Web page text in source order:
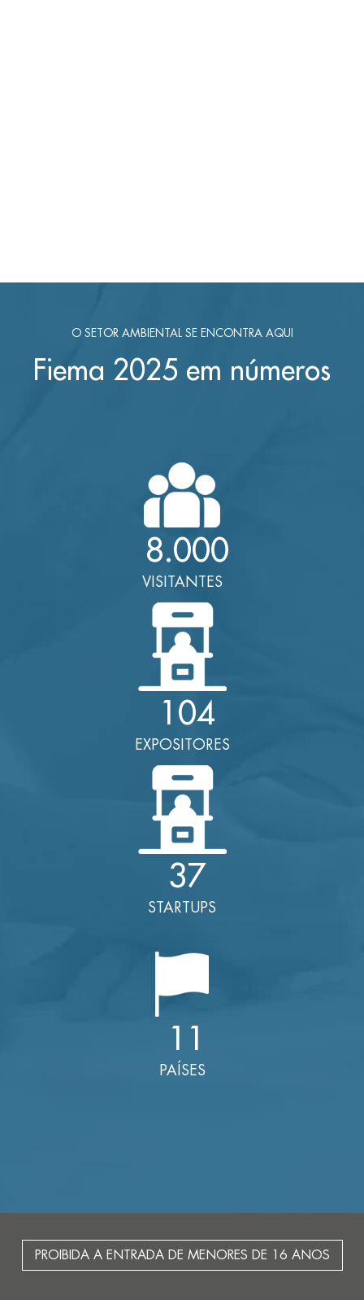
O SETOR AMBIENTAL SE ENCONTRA AQUI
Fiema 2025 em números
8.000
VISITANTES
104
EXPOSITORES
37
STARTUPS
11
PAÍSES
PROIBIDA A ENTRADA DE MENORES DE 16 ANOS